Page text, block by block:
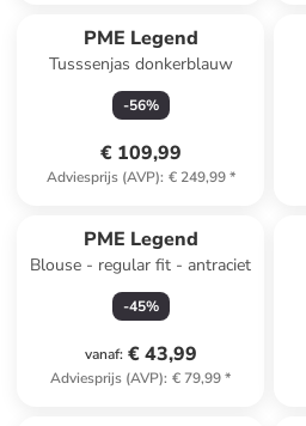
PME Legend
Tusssenjas donkerblauw
-56%
€ 109,99
Adviesprijs (AVP): € 249,99*
PME Legend
Blouse - regular fit - antraciet
-45%
vanaf: € 43,99
Adviesprijs (AVP): € 79,99*